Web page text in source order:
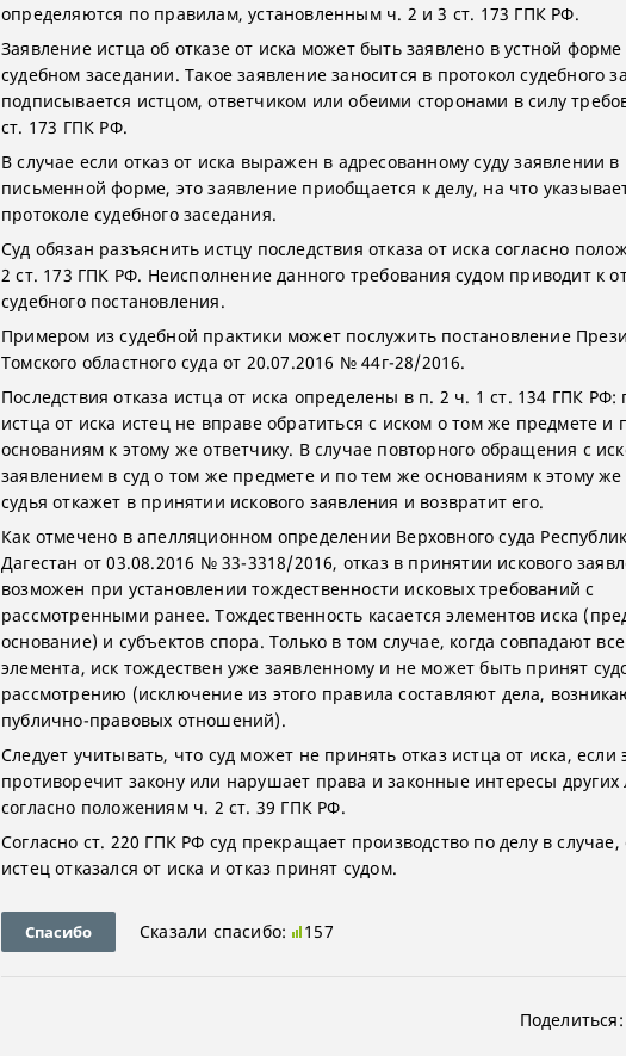
определяются по правилам, установленным ч. 2 и 3 ст. 173 ГПК РФ.
Заявление истца об отказе от иска может быть заявлено в устной форме
судебном заседании. Такое заявление заносится в протокол судебного
подписывается истцом, ответчиком или обеими сторонами в силу
ст. 173 ГПК РФ.
В случае если отказ от иска выражен в адресованному суду заявлении в
письменной форме, это заявление приобщается к делу, на что
протоколе судебного заседания.
Суд обязан разъяснить истцу последствия отказа от иска согласно
2 ст. 173 ГПК РФ. Неисполнение данного требования судом приводит к
судебного постановления.
Примером из судебной практики может послужить постановление
Томского областного суда от 20.07.2016 № 44г-28/2016.
Последствия отказа истца от иска определены в п. 2 ч. 1 ст. 134 ГПК РФ:
истца от иска истец не вправе обратиться с иском о том же предмете и
основаниям к этому же ответчику. В случае повторного обращения с
заявлением в суд о том же предмете и по тем же основаниям к этому же
судья откажет в принятии искового заявления и возвратит его.
Как отмечено в апелляционном определении Верховного суда
Дагестан от 03.08.2016 № 33-3318/2016, отказ в принятии искового
возможен при установлении тождественности исковых требований с
рассмотренными ранее. Тождественность касается элементов иска
основание) и субъектов спора. Только в том случае, когда совпадают
элемента, иск тождествен уже заявленному и не может быть принят
рассмотрению (исключение из этого правила составляют дела,
публично-правовых отношений).
Следует учитывать, что суд может не принять отказ истца от иска, если
противоречит закону или нарушает права и законные интересы других
согласно положениям ч. 2 ст. 39 ГПК РФ.
Согласно ст. 220 ГПК РФ суд прекращает производство по делу в случае,
истец отказался от иска и отказ принят судом.
Спасибо Сказали спасибо: 157
Поделиться: